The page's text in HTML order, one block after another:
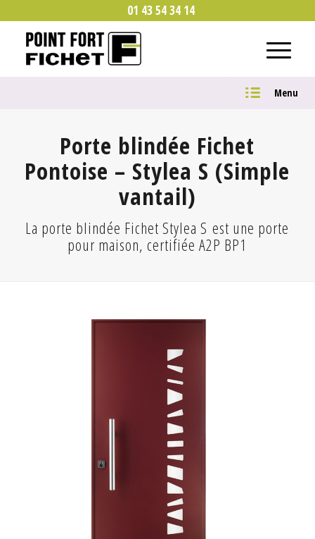
01 43 54 34 14
Menu
Porte blindée Fichet
Pontoise – Stylea S (Simple
vantail)
La porte blindée Fichet Stylea S est une porte
pour maison, certifiée A2P BP1